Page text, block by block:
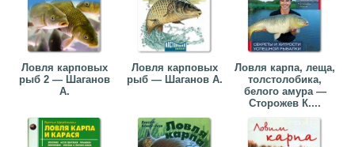
Ловля карповых
рыб 2 — Шаганов
А.
Ловля карповых
рыб — Шаганов А.
Ловля карпа, леща,
толстолобика,
белого амура —
Сторожев К....